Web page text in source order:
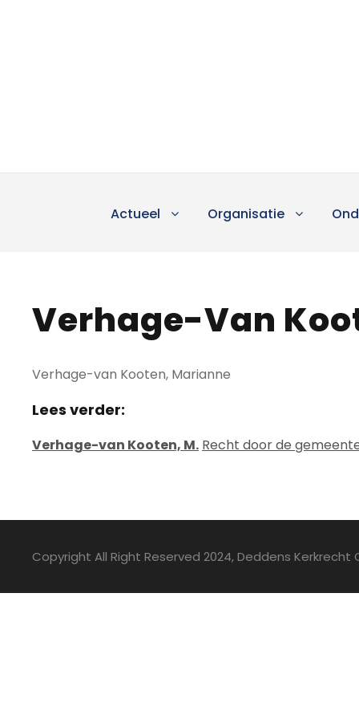
Actueel Organisatie
Verhage-Van
Verhage-van Kooten, Marianne
Lees verder:
Verhage-van Kooten, M. Recht door de
Copyright All Right Reserved 2024, Deddens Kerkrecht